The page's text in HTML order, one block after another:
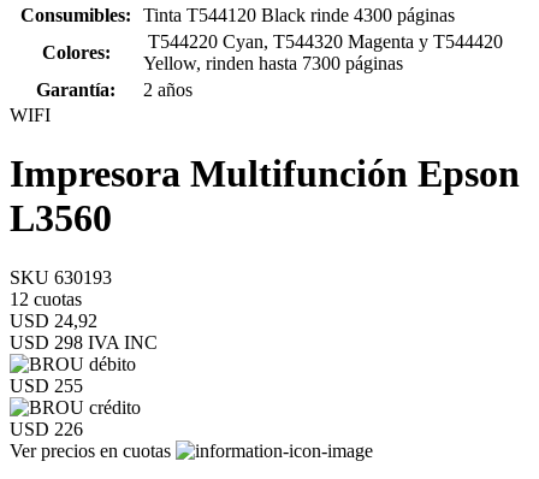
Consumibles:
Tinta T544120 Black rinde 4300 páginas
Colores:
T544220 Cyan, T544320 Magenta y T544420
Yellow, rinden hasta 7300 páginas
Garantía:
2 años
WIFI
Impresora Multifunción Epson
L3560
SKU 630193
12 cuotas
USD 24,92
USD 298 IVA INC
USD 255
USD 226
Ver precios en cuotas